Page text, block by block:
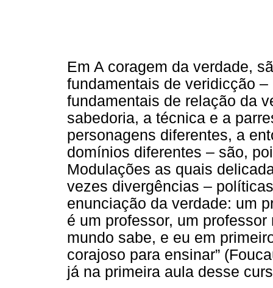
Em A coragem da verdade,
fundamentais de veridicção
fundamentais de relação da
sabedoria, a técnica e a
personagens diferentes, a
domínios diferentes – são,
Modulações as quais
vezes divergências –
enunciação da verdade: um
é um professor, um
mundo sabe, e eu em
corajoso para ensinar”
já na primeira aula desse